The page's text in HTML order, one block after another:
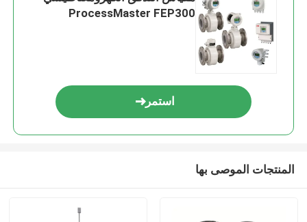
ProcessMaster FEP300
استمر
المنتجات الموصى بها